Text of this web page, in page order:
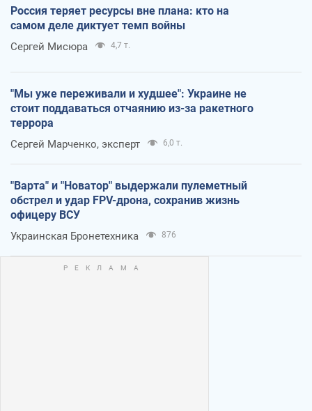
Россия теряет ресурсы вне плана: кто на
самом деле диктует темп войны
Сергей Мисюра 4,7 т.
"Мы уже переживали и худшее": Украине не
стоит поддаваться отчаянию из-за ракетного
террора
Сергей Марченко, эксперт 6,0 т.
"Варта" и "Новатор" выдержали пулеметный
обстрел и удар FPV-дрона, сохранив жизнь
офицеру ВСУ
Украинская Бронетехника 876